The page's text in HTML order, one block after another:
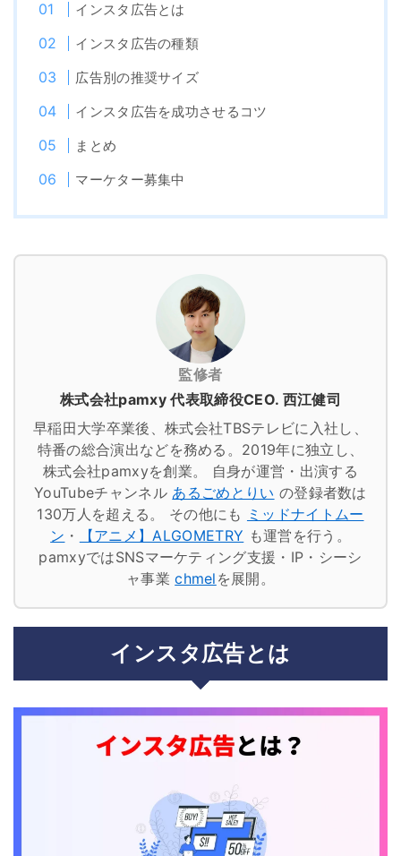
インスタ広告とは
インスタ広告の種類
広告別の推奨サイズ
インスタ広告を成功させるコツ
まとめ
マーケター募集中
監修者
株式会社pamxy 代表取締役CEO. 西江健司
早稲田大学卒業後、株式会社TBSテレビに入社し、
特番の総合演出などを務める。2019年に独立し、
株式会社pamxyを創業。
自身が運営・出演する
YouTubeチャンネル あるごめとりい の登録者数は
130万人を超える。
その他にも ミッドナイトムー
ン ・ 【アニメ】ALGOMETRY も運営を行う。
pamxyではSNSマーケティング支援・IP・シーシ
ャ事業chmel を展開。
インスタ広告とは